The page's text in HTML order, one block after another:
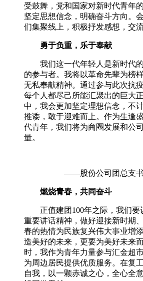
受鼓舞，党和国家对新时代青年
坚定思想信念，明确奋斗方向。
们集聚线上，积极抒发感想，交流
勇于负重，乐于奉献
我们这一代年轻人是新时代
的参与者。我将以革命先辈为榜
无私奉献精神。通过参与此次抗
每个人都尽己所能汇聚出的巨大
中，我会更加坚定理想信念，不
推诿，敢于迎难而上。作为生逢
代青年，我们将为商圈发展和公
量。
——股份公司团总支书
燃烧青春，共同奋斗
正值建团 100年之际，我们要
重要讲话精神，做好迎接新时期
春的热情为民族复兴伟大事业增
造美好的未来，更要为美好未来
时，我作为青年力量参与汇金超
为周边居民提供优质服务。在复
自我，以一颗赤诚之心，全心全